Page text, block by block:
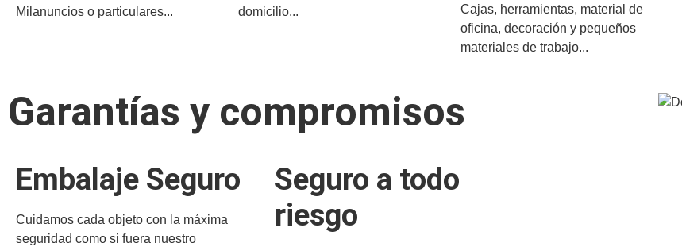
Milanuncios o particulares...
domicilio...
Cajas, herramientas, material de
oficina, decoración y pequeños
materiales de trabajo...
Garantías y compromisos
Embalaje Seguro
Cuidamos cada objeto con la máxima
seguridad como si fuera nuestro
Seguro a todo
riesgo